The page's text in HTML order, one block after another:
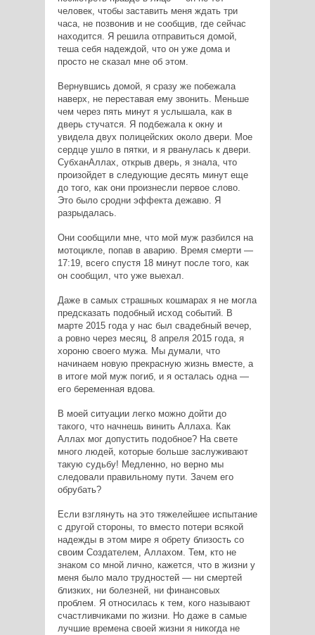
человек, чтобы заставить меня ждать три
часа, не позвонив и не сообщив, где сейчас
находится. Я решила отправиться домой,
теша себя надеждой, что он уже дома и
просто не сказал мне об этом.
Вернувшись домой, я сразу же побежала
наверх, не переставая ему звонить. Меньше
чем через пять минут я услышала, как в
дверь стучатся. Я подбежала к окну и
увидела двух полицейских около двери. Мое
сердце ушло в пятки, и я рванулась к двери.
СубханАллах, открыв дверь, я знала, что
произойдет в следующие десять минут еще
до того, как они произнесли первое слово.
Это было сродни эффекта дежавю. Я
разрыдалась.
Они сообщили мне, что мой муж разбился на
мотоцикле, попав в аварию. Время смерти —
17:19, всего спустя 18 минут после того, как
он сообщил, что уже выехал.
Даже в самых страшных кошмарах я не могла
предсказать подобный исход событий. В
марте 2015 года у нас был свадебный вечер,
а ровно через месяц, 8 апреля 2015 года, я
хороню своего мужа. Мы думали, что
начинаем новую прекрасную жизнь вместе, а
в итоге мой муж погиб, и я осталась одна —
его беременная вдова.
В моей ситуации легко можно дойти до
такого, что начнешь винить Аллаха. Как
Аллах мог допустить подобное? На свете
много людей, которые больше заслуживают
такую судьбу! Медленно, но верно мы
следовали правильному пути. Зачем его
обрубать?
Если взглянуть на это тяжелейшее испытание
с другой стороны, то вместо потери всякой
надежды в этом мире я обрету близость со
своим Создателем, Аллахом. Тем, кто не
знаком со мной лично, кажется, что в жизни у
меня было мало трудностей — ни смертей
близких, ни болезней, ни финансовых
проблем. Я относилась к тем, кого называют
счастливчиками по жизни. Но даже в самые
лучшие времена своей жизни я никогда не